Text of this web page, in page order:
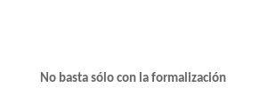
No basta sólo con la formalización